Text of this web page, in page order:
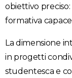
obiettivo
formativa
La dimensione
in progetti
studentesca e